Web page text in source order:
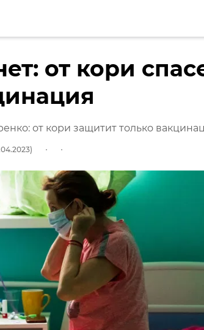
от кори
от кори защитит только